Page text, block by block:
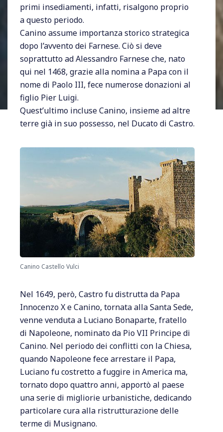
primi insediamenti, infatti, risalgono proprio
a questo periodo.
Canino assume importanza storico strategica
dopo l’avvento dei Farnese. Ciò si deve
soprattutto ad Alessandro Farnese che, nato
qui nel 1468, grazie alla nomina a Papa con il
nome di Paolo III, fece numerose donazioni al
figlio Pier Luigi.
Quest’ultimo incluse Canino, insieme ad altre
terre già in suo possesso, nel Ducato di Castro.
Canino Castello Vulci
Nel 1649, però, Castro fu distrutta da Papa
Innocenzo X e Canino, tornata alla Santa Sede,
venne venduta a Luciano Bonaparte, fratello
di Napoleone, nominato da Pio VII Principe di
Canino. Nel periodo dei conflitti con la Chiesa,
quando Napoleone fece arrestare il Papa,
Luciano fu costretto a fuggire in America ma,
tornato dopo quattro anni, apportò al paese
una serie di migliorie urbanistiche, dedicando
particolare cura alla ristrutturazione delle
terme di Musignano.